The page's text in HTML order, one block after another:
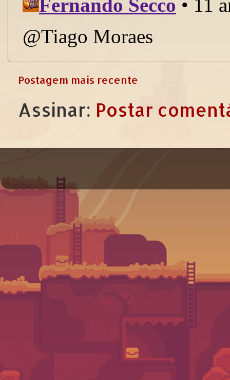
Postagem mais recente
Assinar: Postar